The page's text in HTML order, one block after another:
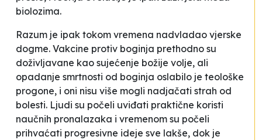
biolozima.
Razum je ipak tokom vremena nadvladao vjerske
dogme. Vakcine protiv boginja prethodno su
doživljavane kao sujećenje božije volje, ali
opadanje smrtnosti od boginja oslabilo je teološke
progone, i oni nisu više mogli nadjačati strah od
bolesti. Ljudi su počeli uviđati praktične koristi
naučnih pronalazaka i vremenom su počeli
prihvaćati progresivne ideje sve lakše, dok je